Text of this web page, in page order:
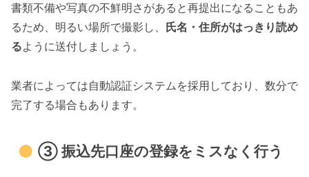
書類不備や写真の不鮮明さがあると再提出になることもあ
るため、明るい場所で撮影し、 氏名・住所がはっきり読め
るように送付しましょう。
業者によっては自動認証システムを採用しており、数分で
完了する場合もあります。
③ 振込先口座の登録をミスなく行う